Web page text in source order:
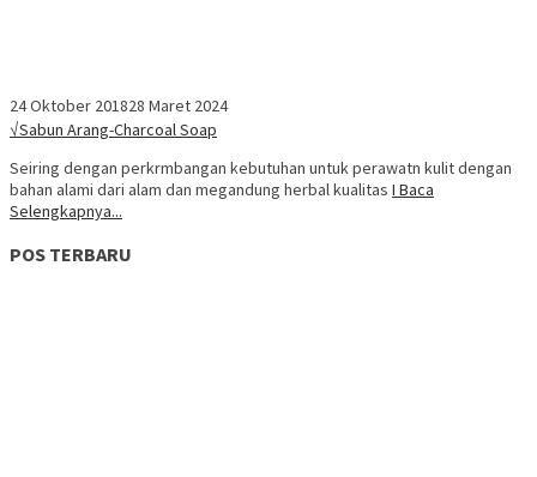
24 Oktober 201828 Maret 2024
√Sabun Arang-Charcoal Soap
Seiring dengan perkrmbangan kebutuhan untuk perawatn kulit dengan
bahan alami dari alam dan megandung herbal kualitas I Baca
Selengkapnya...
POS TERBARU